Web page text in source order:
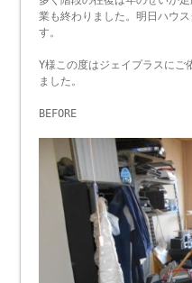
業も終わりました。明日ハウ
す。
Y様この度はジェイプラスにご
ました。
BEFORE